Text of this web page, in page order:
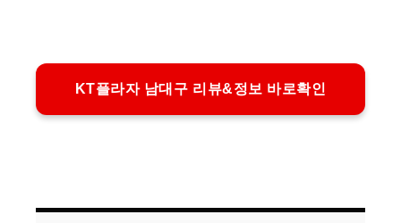
KT플라자 남대구 리뷰&정보 바로확인